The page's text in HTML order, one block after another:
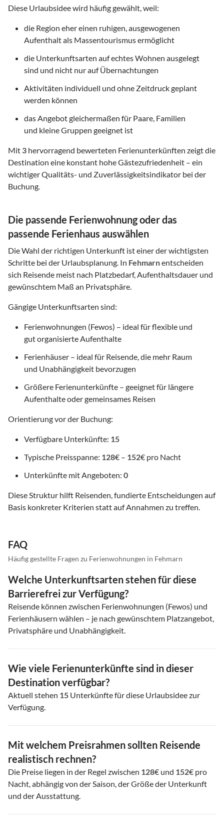
Diese Urlaubsidee wird häufig gewählt, weil:
die Region eher einen ruhigen, ausgewogenen
Aufenthalt als Massentourismus ermöglicht
die Unterkunftsarten auf echtes Wohnen ausgelegt
sind und nicht nur auf Übernachtungen
Aktivitäten individuell und ohne Zeitdruck geplant
werden können
das Angebot gleichermaßen für Paare, Familien
und kleine Gruppen geeignet ist
Mit 3 hervorragend bewerteten Ferienunterkünften zeigt die
Destination eine konstant hohe Gästezufriedenheit – ein
wichtiger Qualitäts- und Zuverlässigkeitsindikator bei der
Buchung.
Die passende Ferienwohnung oder das
passende Ferienhaus auswählen
Die Wahl der richtigen Unterkunft ist einer der wichtigsten
Schritte bei der Urlaubsplanung. In Fehmarnentscheiden
sich Reisende meist nach Platzbedarf, Aufenthaltsdauer und
gewünschtem Maß an Privatsphäre.
Gängige Unterkunftsarten sind:
Ferienwohnungen (Fewos) – ideal für flexible und
gut organisierte Aufenthalte
Ferienhäuser – ideal für Reisende, die mehr Raum
und Unabhängigkeit bevorzugen
Größere Ferienunterkünfte – geeignet für längere
Aufenthalte oder gemeinsames Reisen
Orientierung vor der Buchung:
Verfügbare Unterkünfte: 15
Typische Preisspanne: 128€ – 152€ pro Nacht
Unterkünfte mit Angeboten: 0
Diese Struktur hilft Reisenden, fundierte Entscheidungen auf
Basis konkreter Kriterien statt auf Annahmen zu treffen.
FAQ
Häufig gestellte Fragen zu Ferienwohnungen in Fehmarn
Welche Unterkunftsarten stehen für diese
Barrierefrei zur Verfügung?
Reisende können zwischen Ferienwohnungen (Fewos) und
Ferienhäusern wählen – je nach gewünschtem Platzangebot,
Privatsphäre und Unabhängigkeit.
Wie viele Ferienunterkünfte sind in dieser
Destination verfügbar?
Aktuell stehen 15 Unterkünfte für diese Urlaubsidee zur
Verfügung.
Mit welchem Preisrahmen sollten Reisende
realistisch rechnen?
Die Preise liegen in der Regel zwischen 128€ und 152€ pro
Nacht, abhängig von der Saison, der Größe der Unterkunft
und der Ausstattung.